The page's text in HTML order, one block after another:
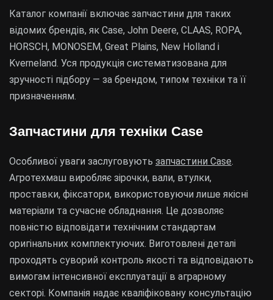
Каталог компанії включає запчастини для таких
відомих брендів, як Case, John Deere, CLAAS, ROPA,
HORSCH, MONOSEM, Great Plains, New Holland і
Kverneland. Уся продукція систематизована для
зручності підбору — за брендом, типом техніки та її
призначенням.
Запчастини для техніки Case
Особливої уваги заслуговують запчастини Case.
Агротехмаш виробляє зірочки, вали, втулки,
проставки, фіксатори, використовуючи лише якісні
матеріали та сучасне обладнання. Це дозволяє
повністю відповідати технічним стандартам
оригінальних комплектуючих. Виготовлені деталі
проходять суворий контроль якості та відповідають
вимогам інтенсивної експлуатації в аграрному
секторі. Компанія надає кваліфіковану консультацію